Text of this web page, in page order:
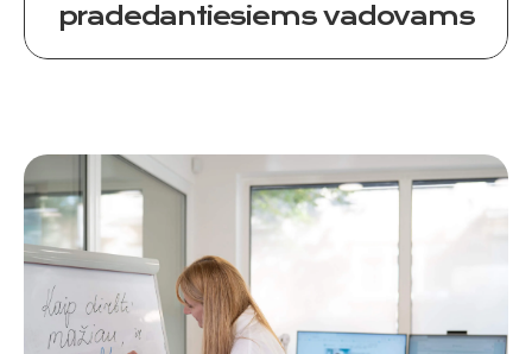
pradedantiesiems vadovams